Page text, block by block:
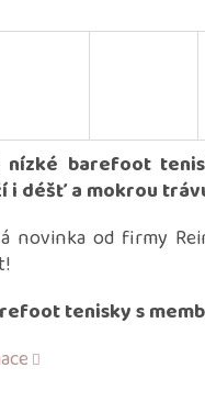
nízké barefoot
i déšť a mokrou
novinka od firmy
tenisky s